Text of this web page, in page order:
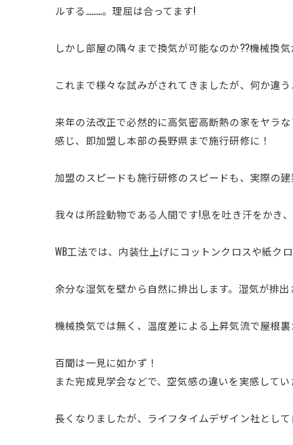
ルする………。理屈は合ってます!
しかし部屋の隅々まで換気が可能なのか??機械換
これまで様々な試みがされてきましたが、何か違う
来年の法改正で必然的に高気密高断熱の家をヤラ
感じ、即加盟し本部の長野県まで施行研修に！
加盟のスピードも施行研修のスピードも、実際の
我々は所詮動物である人間です!息を吐き汗をかき
WB工法では、内装仕上げにコットンクロスや紙ク
余分な湿気を壁から自然に排出します。湿気が排
機械換気では無く、温度差による上昇気流で屋根
百聞は一見に如かず！
また完成見学会などで、空気感の違いを実感して
長くなりましたが、ライフタイムデザイン社とし